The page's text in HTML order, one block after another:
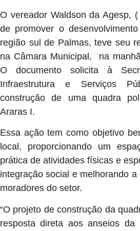
O vereador Waldson da Agesp,
de promover o
região sul de Palmas, teve seu
na Câmara Municipal, na
O documento solicita à
Infraestrutura e Serviços
construção de uma quadra
Araras I.
Essa ação tem como objetivo
local, proporcionando um
prática de atividades físicas e
integração social e melhorando
moradores do setor.
“O projeto de construção da
resposta direta aos anseios da